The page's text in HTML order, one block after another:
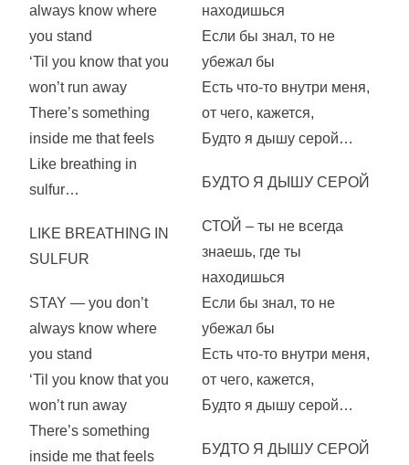
always know where
you stand
‘Til you know that you
won’t run away
There’s something
inside me that feels
Like breathing in
sulfur…
LIKE BREATHING IN
SULFUR
STAY — you don’t
always know where
you stand
‘Til you know that you
won’t run away
There’s something
inside me that feels
находишься
Если бы знал, то не
убежал бы
Есть что-то внутри меня,
от чего, кажется,
Будто я дышу серой…
БУДТО Я ДЫШУ СЕРОЙ
СТОЙ – ты не всегда
знаешь, где ты
находишься
Если бы знал, то не
убежал бы
Есть что-то внутри меня,
от чего, кажется,
Будто я дышу серой…
БУДТО Я ДЫШУ СЕРОЙ